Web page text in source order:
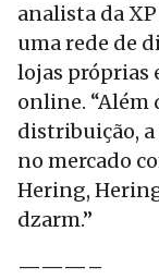
analista da
uma rede de
lojas próprias
online. “Além
distribuição,
no mercado
Hering,
dzarm.”
———–